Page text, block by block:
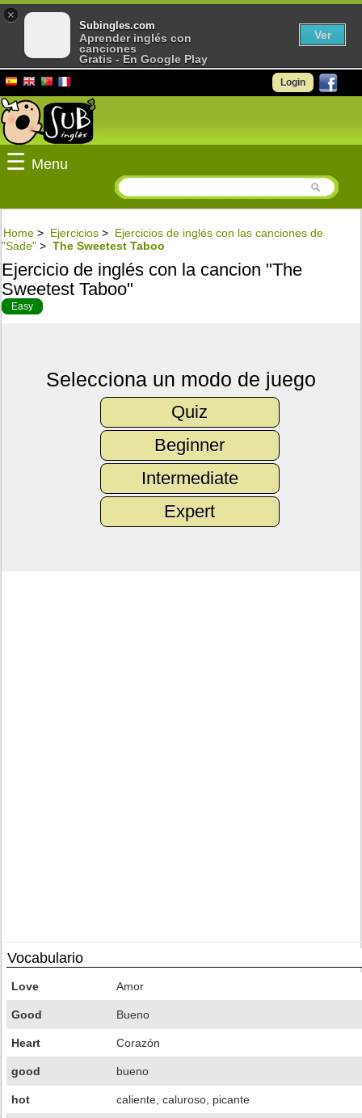
Login
☰ Menu
Home > Ejercicios > Ejercicios de inglés con las canciones de
"Sade" > The Sweetest Taboo
Ejercicio de inglés con la cancion "The
Sweetest Taboo"
Easy
Selecciona un modo de juego
Quiz
Beginner
Intermediate
Expert
Vocabulario
Love Amor
Good Bueno
Heart Corazón
good bueno
hot caliente, caluroso, picante
×
Subingles.com
Aprender inglés con
canciones
Gratis - En Google Play
Ver